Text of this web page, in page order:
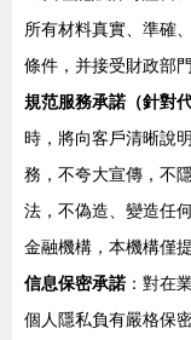
所有材料真實、準確
條件，并接受財政部
規范服務承諾（針對
時，將向客戶清晰說
務，不夸大宣傳，不
法，不偽造、變造任
金融機構，本機構僅
信息保密承諾 ：對在
個人隱私負有嚴格保